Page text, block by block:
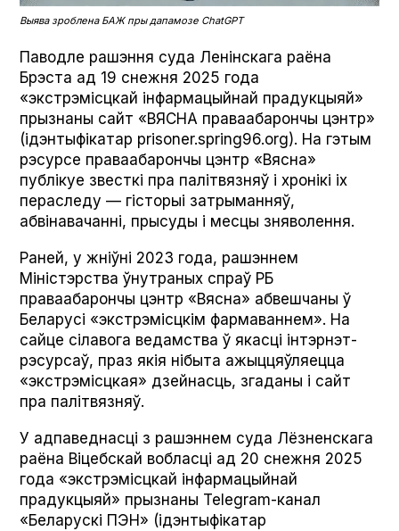
Выява зроблена БАЖ пры дапамозе Chat­G­PT
Паводле рашэння суда Ленінскага раёна
Брэста ад 19 снежня 2025 года
«экстрэмісцкай інфармацыйнай прадукцыяй»
прызнаны сайт «ВЯСНА праваабарончы цэнтр»
(ідэнтыфікатар prisoner.spring96.org). На гэтым
рэсурсе праваабарончы цэнтр «Вясна»
публікуе звесткі пра палітвязняў і хронікі іх
пераследу — гісторыі затрыманняў,
абвінавачанні, прысуды і месцы зняволення.
Раней, у жніўні 2023 года, рашэннем
Міністэрства ўнутраных спраў РБ
праваабарончы цэнтр «Вясна» абвешчаны ў
Беларусі «экстрэмісцкім фармаваннем». На
сайце сілавога ведамства ў якасці інтэрнэт-
рэсурсаў, праз якія нібыта ажыццяўляецца
«экстрэмісцкая» дзейнасць, згаданы і сайт
пра палітвязняў.
У адпаведнасці з рашэннем суда Лёзненскага
раёна Віцебскай вобласці ад 20 снежня 2025
года «экстрэмісцкай інфармацыйнай
прадукцыяй» прызнаны Telegram-канал
«Беларускi ПЭН» (ідэнтыфікатар